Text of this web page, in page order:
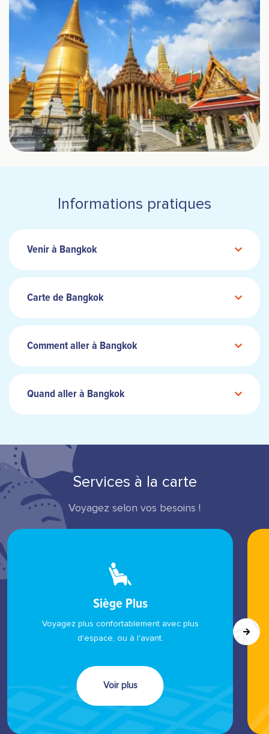
Informations pratiques
Venir à Bangkok
Carte de Bangkok
Comment aller à Bangkok
Quand aller à Bangkok
Services à la carte
Voyagez selon vos besoins !
Siège Plus
Voyagez plus confortablement avec plus
d'espace, ou à l'avant.
Voir plus